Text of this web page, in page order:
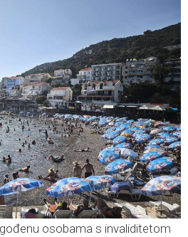
osobama s invaliditetom